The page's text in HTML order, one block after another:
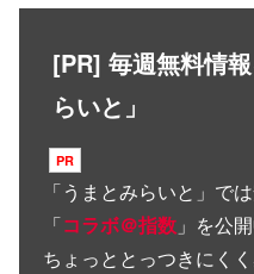
[PR] 毎週無料情
らいと」
「うまとみらいと 」で
「コラボ＠指数 」を公
ちょっととっつきにく